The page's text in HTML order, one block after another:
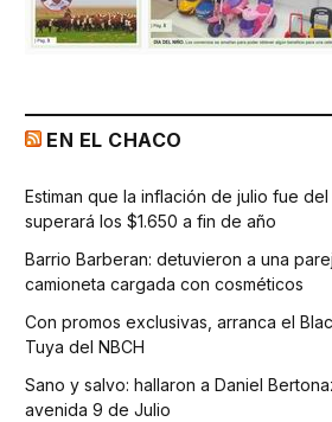
EN EL CHACO
Estiman que la inflación de julio fue
superará los $1.650 a fin de año
Barrio Barberan: detuvieron a una
camioneta cargada con cosméticos
Con promos exclusivas, arranca el
Tuya del NBCH
Sano y salvo: hallaron a Daniel
avenida 9 de Julio